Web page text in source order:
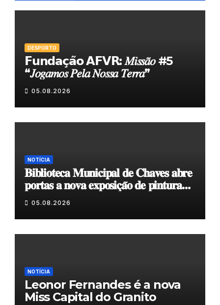
DESPORTO
𝗙𝘂𝗻𝗱𝗮𝗰̧𝗮̃𝗼 𝗔𝗙𝗩𝗥: 𝑀𝑖𝑠𝑠𝑎̃𝑜 #5
“𝐽𝑜𝑔𝑎𝑚𝑜𝑠 𝑃𝑒𝑙𝑎 𝑁𝑜𝑠𝑠𝑎 𝑇𝑒𝑟𝑟𝑎”
05.08.2026
NOTÍCIA
𝐁𝐢𝐛𝐥𝐢𝐨𝐭𝐞𝐜𝐚 𝐌𝐮𝐧𝐢𝐜𝐢𝐩𝐚𝐥 𝐝𝐞 𝐂𝐡𝐚𝐯𝐞𝐬 𝐚𝐛𝐫𝐞
𝐩𝐨𝐫𝐭𝐚𝐬 𝐚 𝐧𝐨𝐯𝐚 𝐞𝐱𝐩𝐨𝐬𝐢𝐜̧𝐚̃𝐨 𝐝𝐞 𝐩𝐢𝐧𝐭𝐮𝐫𝐚
𝐝𝐮𝐫𝐚𝐧𝐭𝐞 𝐨 𝐦𝐞̂𝐬 𝐝𝐞 𝐚𝐠𝐨𝐬𝐭𝐨
05.08.2026
NOTÍCIA
Leonor Fernandes é a nova
Miss Capital do Granito